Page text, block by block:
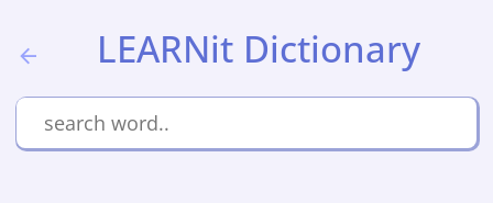
LEARNit Dictionary